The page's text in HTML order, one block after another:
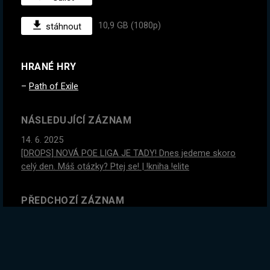
stáhnout 10,9 GB (1080p)
HRANÉ HRY
Path of Exile
NÁSLEDUJÍCÍ ZÁZNAM
14. 6. 2025
[DROPS] NOVÁ POE LIGA JE TADY! Dnes jedeme skoro
celý den. Máš otázky? Ptej se! | !kniha !elite
PŘEDCHOZÍ ZÁZNAM